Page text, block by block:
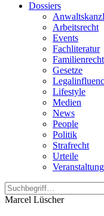
Dossiers
Arbeitsrecht
Events
Fachliteratur
Familienrecht
Gesetze
Lifestyle
Medien
News
People
Politik
Strafrecht
Urteile
Marcel Lüscher